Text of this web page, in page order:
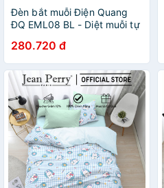
Đèn bắt muỗi Điện Quang
ĐQ EML08 BL - Diệt muỗi tự
suất 6W, phạm vi hoạt động
dưới 20m2
280.720 đ